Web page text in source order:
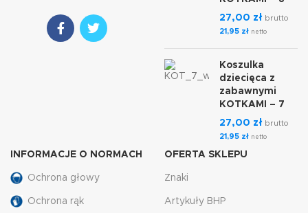
27,00 zł brutto
21,95 zł netto
Koszulka
dziecięca z
zabawnymi
KOTKAMI – 7
27,00 zł brutto
21,95 zł netto
INFORMACJE O NORMACH
Ochrona głowy
Ochrona rąk
OFERTA SKLEPU
Znaki
Artykuły BHP